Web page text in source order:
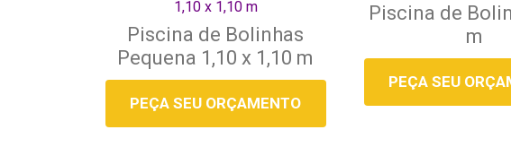
Piscina de Bolinhas
Pequena 1,10 x 1,10 m
PEÇA SEU ORÇAMENTO
Piscina de
m
PEÇA SEU